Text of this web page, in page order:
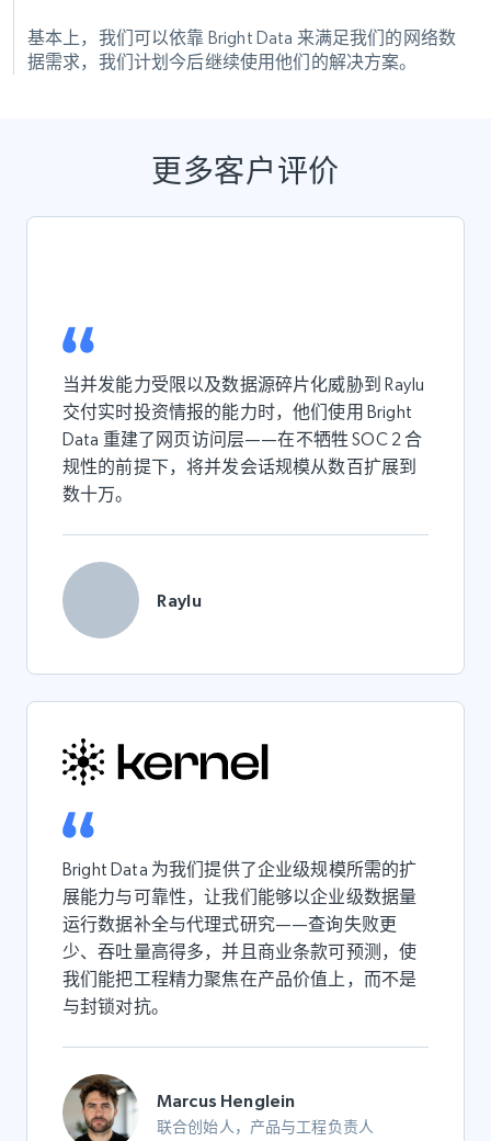
基本上，我们可以依靠 Bright Data 来满足我们的网络数
据需求，我们计划今后继续使用他们的解决方案。
更多客户评价
当并发能力受限以及数据源碎片化威胁到 Raylu
交付实时投资情报的能力时，他们使用 Bright
Data 重建了网页访问层——在不牺牲 SOC 2 合
规性的前提下，将并发会话规模从数百扩展到
数十万。
Raylu
Bright Data 为我们提供了企业级规模所需的扩
展能力与可靠性，让我们能够以企业级数据量
运行数据补全与代理式研究——查询失败更
少、吞吐量高得多，并且商业条款可预测，使
我们能把工程精力聚焦在产品价值上，而不是
与封锁对抗。
Marcus Henglein
联合创始人，产品与工程负责人